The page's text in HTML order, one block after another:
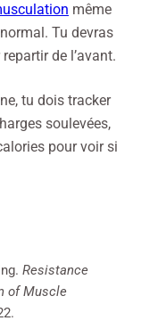
même
Tu devras
de l’avant.
tu dois tracker
soulevées,
pour voir si
Resistance
of Muscle